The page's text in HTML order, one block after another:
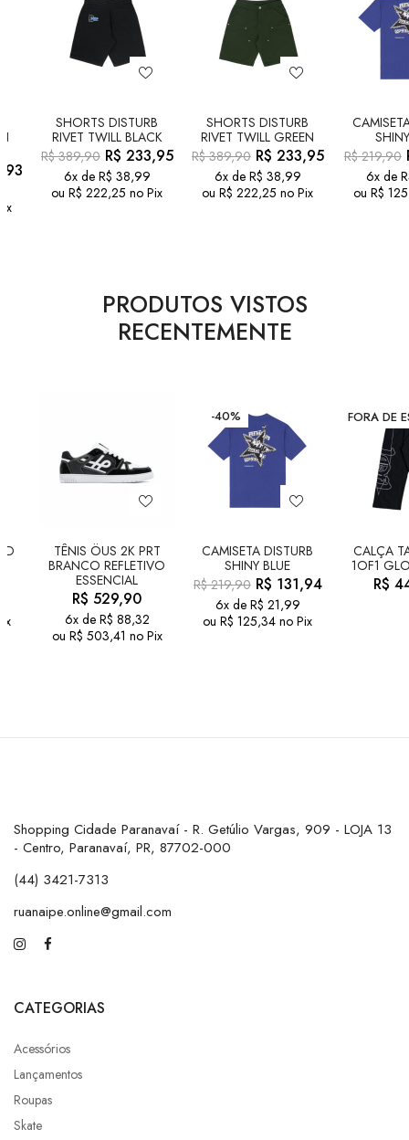
SHORTS DISTURB
RIVET TWILL BLACK
R$389,90 R$ 233,95
6x de R$ 38,99
ou R$ 222,25 no Pix
SHORTS DISTURB
RIVET TWILL GREEN
R$389,90 R$ 233,95
6x de R$ 38,99
ou R$ 222,25 no Pix
R$219,90
6x de
ou R$
PRODUTOS VISTOS
RECENTEMENTE
TÊNIS ÖUS 2K PRT
BRANCO REFLETIVO
ESSENCIAL
R$ 529,90
6x de R$ 88,32
ou R$ 503,41 no Pix
-40%
CAMISETA DISTURB
SHINY BLUE
R$219,90 R$ 131,94
6x de R$ 21,99
ou R$ 125,34 no Pix
FORA DE
CALÇA
1OF1
R$
Shopping Cidade Paranavaí - R. Getúlio Vargas, 909 - LOJA 13
- Centro, Paranavaí, PR, 87702-000
(44) 3421-7313
ruanaipe.online@gmail.com
CATEGORIAS
Acessórios
Lançamentos
Roupas
Skate